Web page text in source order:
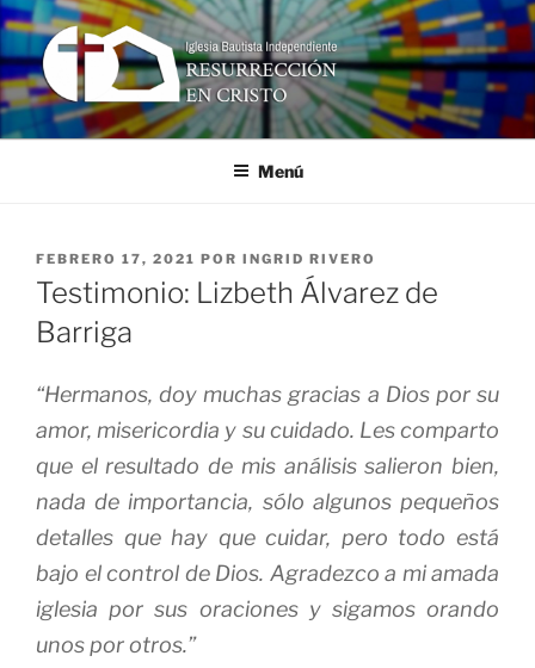
Ir
contenido
RESURRECCIÓN EN CRISTO
Iglesia Bautista Independiente
Menú
PUBLICADO
EN
FEBRERO 17, 2021 POR INGRID RIVERO
Testimonio: Lizbeth Álvarez de
Barriga
“Hermanos, doy muchas gracias a Dios por su
amor, misericordia y su cuidado. Les comparto
que el resultado de mis análisis salieron bien,
nada de importancia, sólo algunos pequeños
detalles que hay que cuidar, pero todo está
bajo el control de Dios. Agradezco a mi amada
iglesia por sus oraciones y sigamos orando
unos por otros.”